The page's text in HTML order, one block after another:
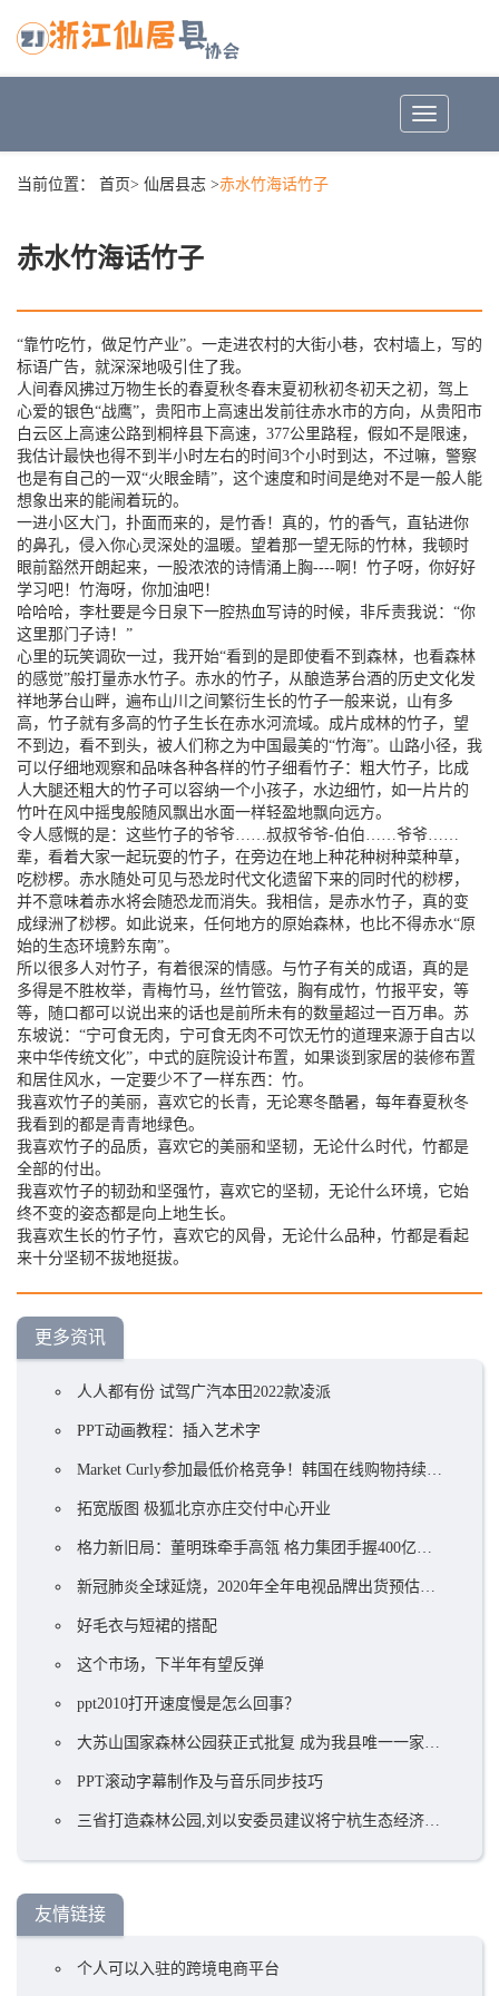
Toggle
navigation
当前位置： 首页> 仙居县志 >赤水竹海话竹子
赤水竹海话竹子
“靠竹吃竹，做足竹产业”。一走进农村的大街小巷，农村墙上，写的
标语广告，就深深地吸引住了我。
人间春风拂过万物生长的春夏秋冬春末夏初秋初冬初天之初，驾上
心爱的银色“战鹰”，贵阳市上高速出发前往赤水市的方向，从贵阳市
白云区上高速公路到桐梓县下高速，377公里路程，假如不是限速，
我估计最快也得不到半小时左右的时间3个小时到达，不过嘛，警察
也是有自己的一双“火眼金睛”，这个速度和时间是绝对不是一般人能
想象出来的能闹着玩的。
一进小区大门，扑面而来的，是竹香！真的，竹的香气，直钻进你
的鼻孔，侵入你心灵深处的温暖。望着那一望无际的竹林，我顿时
眼前豁然开朗起来，一股浓浓的诗情涌上胸----啊！竹子呀，你好好
学习吧！竹海呀，你加油吧！
哈哈哈，李杜要是今日泉下一腔热血写诗的时候，非斥责我说：“你
这里那门子诗！”
心里的玩笑调砍一过，我开始“看到的是即使看不到森林，也看森林
的感觉”般打量赤水竹子。赤水的竹子，从酿造茅台酒的历史文化发
祥地茅台山畔，遍布山川之间繁衍生长的竹子一般来说，山有多
高，竹子就有多高的竹子生长在赤水河流域。成片成林的竹子，望
不到边，看不到头，被人们称之为中国最美的“竹海”。山路小径，我
可以仔细地观察和品味各种各样的竹子细看竹子：粗大竹子，比成
人大腿还粗大的竹子可以容纳一个小孩子，水边细竹，如一片片的
竹叶在风中摇曳般随风飘出水面一样轻盈地飘向远方。
令人感慨的是：这些竹子的爷爷……叔叔爷爷-伯伯……爷爷……
辈，看着大家一起玩耍的竹子，在旁边在地上种花种树种菜种草，
吃桫椤。赤水随处可见与恐龙时代文化遗留下来的同时代的桫椤，
并不意味着赤水将会随恐龙而消失。我相信，是赤水竹子，真的变
成绿洲了桫椤。如此说来，任何地方的原始森林，也比不得赤水“原
始的生态环境黔东南”。
所以很多人对竹子，有着很深的情感。与竹子有关的成语，真的是
多得是不胜枚举，青梅竹马，丝竹管弦，胸有成竹，竹报平安，等
等，随口都可以说出来的话也是前所未有的数量超过一百万串。苏
东坡说：“宁可食无肉，宁可食无肉不可饮无竹的道理来源于自古以
来中华传统文化”，中式的庭院设计布置，如果谈到家居的装修布置
和居住风水，一定要少不了一样东西：竹。
我喜欢竹子的美丽，喜欢它的长青，无论寒冬酷暑，每年春夏秋冬
我看到的都是青青地绿色。
我喜欢竹子的品质，喜欢它的美丽和坚韧，无论什么时代，竹都是
全部的付出。
我喜欢竹子的韧劲和坚强竹，喜欢它的坚韧，无论什么环境，它始
终不变的姿态都是向上地生长。
我喜欢生长的竹子竹，喜欢它的风骨，无论什么品种，竹都是看起
来十分坚韧不拔地挺拔。
更多资讯
人人都有份 试驾广汽本田2022款凌派
PPT动画教程：插入艺术字
Market Curly参加最低价格竞争！韩国在线购物持续火爆
拓宽版图 极狐北京亦庄交付中心开业
格力新旧局：董明珠牵手高瓴 格力集团手握400亿却前途未卜？ ...
新冠肺炎全球延烧，2020年全年电视品牌出货预估衰退5.8%
好毛衣与短裙的搭配
这个市场，下半年有望反弹
ppt2010打开速度慢是怎么回事？
大苏山国家森林公园获正式批复 成为我县唯一一家国家4A级旅游景区
PPT滚动字幕制作及与音乐同步技巧
三省打造森林公园,刘以安委员建议将宁杭生态经济带上升到国家战略!
友情链接
个人可以入驻的跨境电商平台